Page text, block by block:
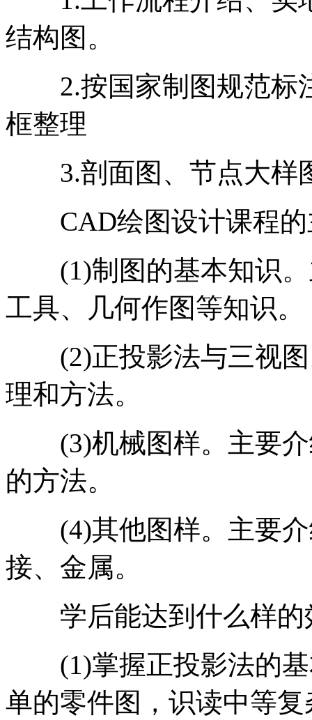
结构图。
2.按国家制图规范标
框整理
3.剖面图、节点大样
CAD绘图设计课程的
(1)制图的基本知识。
工具、几何作图等知识。
(2)正投影法与三视图
理和方法。
(3)机械图样。主要介
的方法。
(4)其他图样。主要介
接、金属。
学后能达到什么样的
(1)掌握正投影法的基
单的零件图，识读中等